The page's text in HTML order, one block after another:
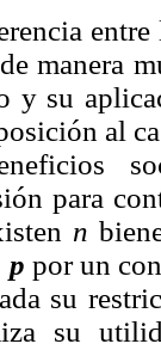
manera
y su
al
para
n
p por un
su
su